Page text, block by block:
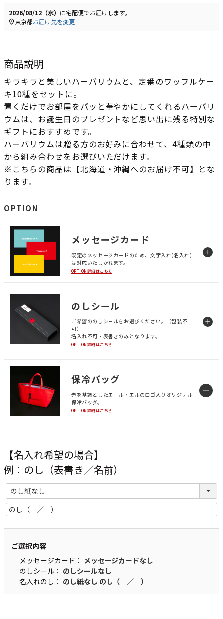
2026/08/12（水） に宅配便でお届けします。
東京都お届け先を変更
商品説明
キラキラと美しいハーバリウムと、定番のワッフルケー
キ10種をセットに。
置くだけでお部屋をパッと華やかにしてくれるハーバリ
ウムは、お誕生日のプレゼントなど思い出に残る特別な
ギフトにおすすめです。
ハーバリウムは贈る方のお好みに合わせて、4種類の中
から組み合わせをお選びいただけます。
※こちらの商品は【北海道・沖縄へのお届け不可】とな
ります。
OPTION
メッセージカード
既定のメッセージカードのため、文字入れ(名入れ)
は対応いたしかねます。
OPTION詳細はこちら
のしシール
ご希望ののしシールをお選びください。（包装不
可）
名入れ不可・表書きのみとなります。
OPTION詳細はこちら
保冷バッグ
赤を基調としたエール・エルのロゴ入りオリジナル
保冷バッグ。
OPTION詳細はこちら
【名入れ希望の場合】
例：のし（表書き／名前）
ご選択内容
メッセージカード： メッセージカードなし
のしシール： のしシールなし
名入れのし： のし紙なし のし（ ／ ）